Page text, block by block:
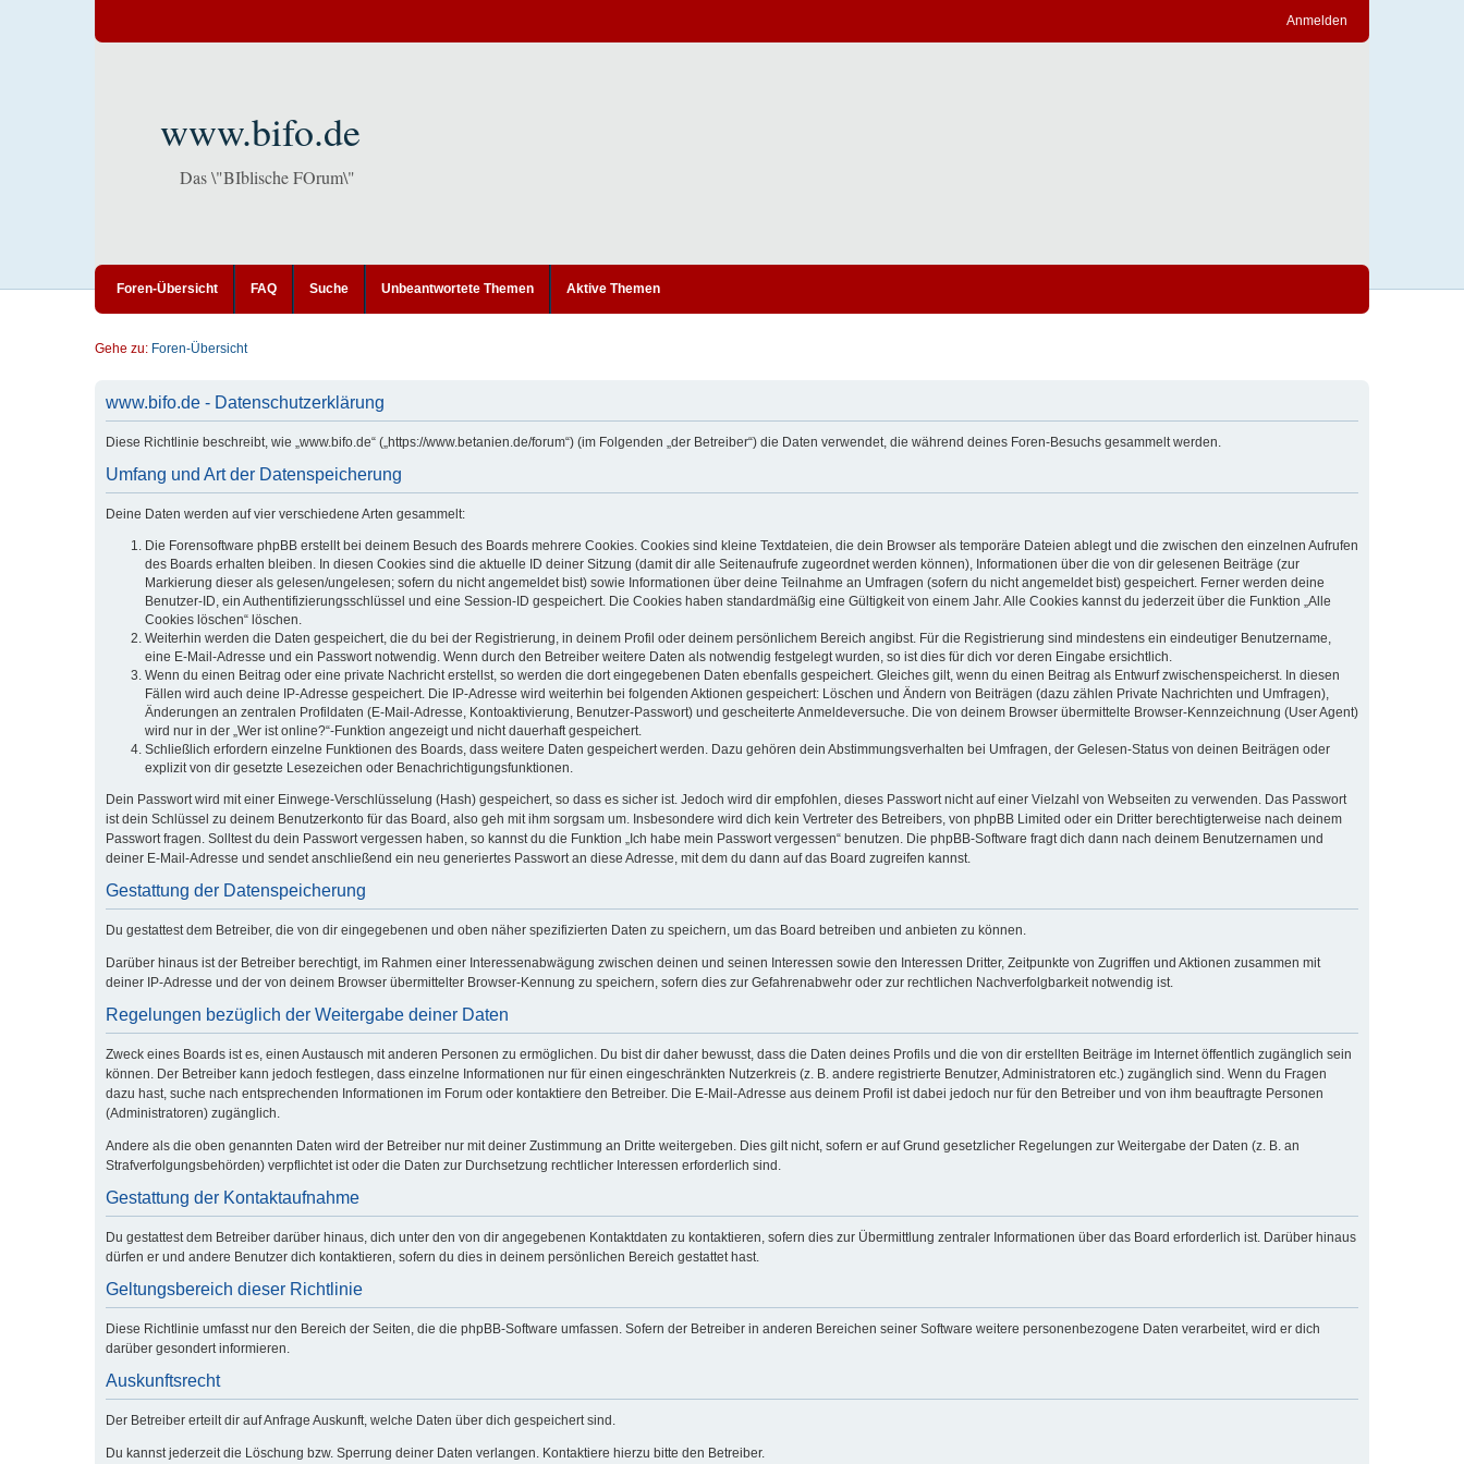
Anmelden
www.bifo.de
Das \"BIblische FOrum\"
Foren-Übersicht FAQ Suche Unbeantwortete Themen Aktive Themen
Gehe zu: Foren-Übersicht
www.bifo.de - Datenschutzerklärung
Diese Richtlinie beschreibt, wie „www.bifo.de“ („https://www.betanien.de/forum“) (im Folgenden „der Betreiber“) die Daten verwendet, die während deines Foren-Besuchs gesammelt werden.
Umfang und Art der Datenspeicherung
Deine Daten werden auf vier verschiedene Arten gesammelt:
Die Forensoftware phpBB erstellt bei deinem Besuch des Boards mehrere Cookies. Cookies sind kleine Textdateien, die dein Browser als temporäre Dateien ablegt und die zwischen den einzelnen Aufrufen
des Boards erhalten bleiben. In diesen Cookies sind die aktuelle ID deiner Sitzung (damit dir alle Seitenaufrufe zugeordnet werden können), Informationen über die von dir gelesenen Beiträge (zur
Markierung dieser als gelesen/ungelesen; sofern du nicht angemeldet bist) sowie Informationen über deine Teilnahme an Umfragen (sofern du nicht angemeldet bist) gespeichert. Ferner werden deine
Benutzer-ID, ein Authentifizierungsschlüssel und eine Session-ID gespeichert. Die Cookies haben standardmäßig eine Gültigkeit von einem Jahr. Alle Cookies kannst du jederzeit über die Funktion „Alle
Cookies löschen“ löschen.
Weiterhin werden die Daten gespeichert, die du bei der Registrierung, in deinem Profil oder deinem persönlichem Bereich angibst. Für die Registrierung sind mindestens ein eindeutiger Benutzername,
eine E-Mail-Adresse und ein Passwort notwendig. Wenn durch den Betreiber weitere Daten als notwendig festgelegt wurden, so ist dies für dich vor deren Eingabe ersichtlich.
Wenn du einen Beitrag oder eine private Nachricht erstellst, so werden die dort eingegebenen Daten ebenfalls gespeichert. Gleiches gilt, wenn du einen Beitrag als Entwurf zwischenspeicherst. In diesen
Fällen wird auch deine IP-Adresse gespeichert. Die IP-Adresse wird weiterhin bei folgenden Aktionen gespeichert: Löschen und Ändern von Beiträgen (dazu zählen Private Nachrichten und Umfragen),
Änderungen an zentralen Profildaten (E-Mail-Adresse, Kontoaktivierung, Benutzer-Passwort) und gescheiterte Anmeldeversuche. Die von deinem Browser übermittelte Browser-Kennzeichnung (User Agent)
wird nur in der „Wer ist online?“-Funktion angezeigt und nicht dauerhaft gespeichert.
Schließlich erfordern einzelne Funktionen des Boards, dass weitere Daten gespeichert werden. Dazu gehören dein Abstimmungsverhalten bei Umfragen, der Gelesen-Status von deinen Beiträgen oder
explizit von dir gesetzte Lesezeichen oder Benachrichtigungsfunktionen.
Dein Passwort wird mit einer Einwege-Verschlüsselung (Hash) gespeichert, so dass es sicher ist. Jedoch wird dir empfohlen, dieses Passwort nicht auf einer Vielzahl von Webseiten zu verwenden. Das Passwort
ist dein Schlüssel zu deinem Benutzerkonto für das Board, also geh mit ihm sorgsam um. Insbesondere wird dich kein Vertreter des Betreibers, von phpBB Limited oder ein Dritter berechtigterweise nach deinem
Passwort fragen. Solltest du dein Passwort vergessen haben, so kannst du die Funktion „Ich habe mein Passwort vergessen“ benutzen. Die phpBB-Software fragt dich dann nach deinem Benutzernamen und
deiner E-Mail-Adresse und sendet anschließend ein neu generiertes Passwort an diese Adresse, mit dem du dann auf das Board zugreifen kannst.
Gestattung der Datenspeicherung
Du gestattest dem Betreiber, die von dir eingegebenen und oben näher spezifizierten Daten zu speichern, um das Board betreiben und anbieten zu können.
Darüber hinaus ist der Betreiber berechtigt, im Rahmen einer Interessenabwägung zwischen deinen und seinen Interessen sowie den Interessen Dritter, Zeitpunkte von Zugriffen und Aktionen zusammen mit
deiner IP-Adresse und der von deinem Browser übermittelter Browser-Kennung zu speichern, sofern dies zur Gefahrenabwehr oder zur rechtlichen Nachverfolgbarkeit notwendig ist.
Regelungen bezüglich der Weitergabe deiner Daten
Zweck eines Boards ist es, einen Austausch mit anderen Personen zu ermöglichen. Du bist dir daher bewusst, dass die Daten deines Profils und die von dir erstellten Beiträge im Internet öffentlich zugänglich sein
können. Der Betreiber kann jedoch festlegen, dass einzelne Informationen nur für einen eingeschränkten Nutzerkreis (z. B. andere registrierte Benutzer, Administratoren etc.) zugänglich sind. Wenn du Fragen
dazu hast, suche nach entsprechenden Informationen im Forum oder kontaktiere den Betreiber. Die E-Mail-Adresse aus deinem Profil ist dabei jedoch nur für den Betreiber und von ihm beauftragte Personen
(Administratoren) zugänglich.
Andere als die oben genannten Daten wird der Betreiber nur mit deiner Zustimmung an Dritte weitergeben. Dies gilt nicht, sofern er auf Grund gesetzlicher Regelungen zur Weitergabe der Daten (z. B. an
Strafverfolgungsbehörden) verpflichtet ist oder die Daten zur Durchsetzung rechtlicher Interessen erforderlich sind.
Gestattung der Kontaktaufnahme
Du gestattest dem Betreiber darüber hinaus, dich unter den von dir angegebenen Kontaktdaten zu kontaktieren, sofern dies zur Übermittlung zentraler Informationen über das Board erforderlich ist. Darüber hinaus
dürfen er und andere Benutzer dich kontaktieren, sofern du dies in deinem persönlichen Bereich gestattet hast.
Geltungsbereich dieser Richtlinie
Diese Richtlinie umfasst nur den Bereich der Seiten, die die phpBB-Software umfassen. Sofern der Betreiber in anderen Bereichen seiner Software weitere personenbezogene Daten verarbeitet, wird er dich
darüber gesondert informieren.
Auskunftsrecht
Der Betreiber erteilt dir auf Anfrage Auskunft, welche Daten über dich gespeichert sind.
Du kannst jederzeit die Löschung bzw. Sperrung deiner Daten verlangen. Kontaktiere hierzu bitte den Betreiber.